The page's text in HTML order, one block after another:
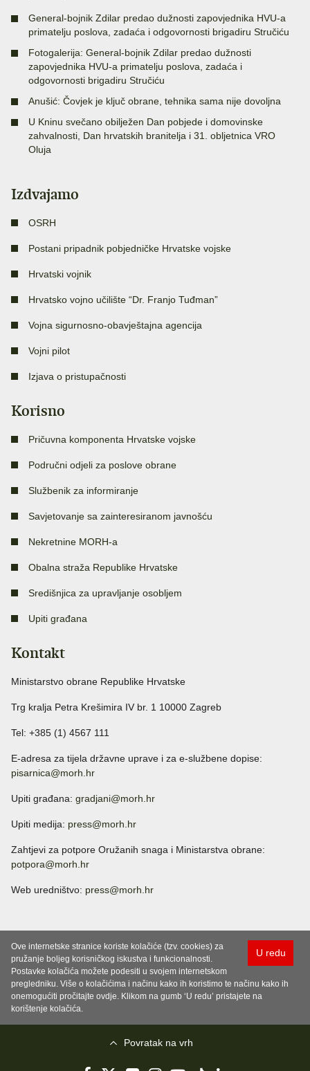
General-bojnik Zdilar predao dužnosti zapovjednika HVU-a
primatelju poslova, zadaća i odgovornosti brigadiru Stručiću
Fotogalerija: General-bojnik Zdilar predao dužnosti
zapovjednika HVU-a primatelju poslova, zadaća i
odgovornosti brigadiru Stručiću
Anušić: Čovjek je ključ obrane, tehnika sama nije dovoljna
U Kninu svečano obilježen Dan pobjede i domovinske
zahvalnosti, Dan hrvatskih branitelja i 31. obljetnica VRO
Oluja
Izdvajamo
OSRH
Postani pripadnik pobjedničke Hrvatske vojske
Hrvatski vojnik
Hrvatsko vojno učilište “Dr. Franjo Tuđman”
Vojna sigurnosno-obavještajna agencija
Vojni pilot
Izjava o pristupačnosti
Korisno
Pričuvna komponenta Hrvatske vojske
Područni odjeli za poslove obrane
Službenik za informiranje
Savjetovanje sa zainteresiranom javnošću
Nekretnine MORH-a
Obalna straža Republike Hrvatske
Središnjica za upravljanje osobljem
Upiti građana
Kontakt
Ministarstvo obrane Republike Hrvatske
Trg kralja Petra Krešimira IV br. 1 10000 Zagreb
Tel: +385 (1) 4567 111
E-adresa za tijela državne uprave i za e-službene dopise:
pisarnica@morh.hr
Upiti građana: gradjani@morh.hr
Upiti medija: press@morh.hr
Zahtjevi za potpore Oružanih snaga i Ministarstva obrane:
potpora@morh.hr
Web uredništvo: press@morh.hr
U redu
Ove internetske stranice koriste kolačiće (tzv. cookies) za
pružanje boljeg korisničkog iskustva i funkcionalnosti.
Postavke kolačića možete podesiti u svojem internetskom
pregledniku. Više o kolačićima i načinu kako ih koristimo te načinu kako ih
onemogućiti pročitajte ovdje. Klikom na gumb ‘U redu’ pristajete na
korištenje kolačića.
Povratak na vrh